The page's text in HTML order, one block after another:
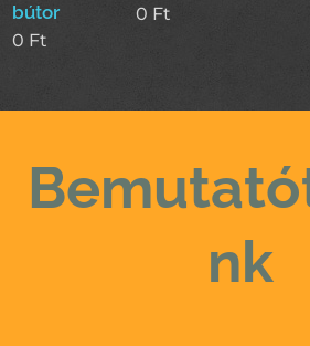
bútor
0 Ft
0 Ft
nk